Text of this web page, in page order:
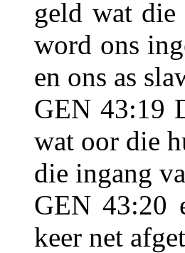
geld wat die
word ons
en ons as
GEN 43:19
wat oor die
die ingang
GEN 43:20
keer net